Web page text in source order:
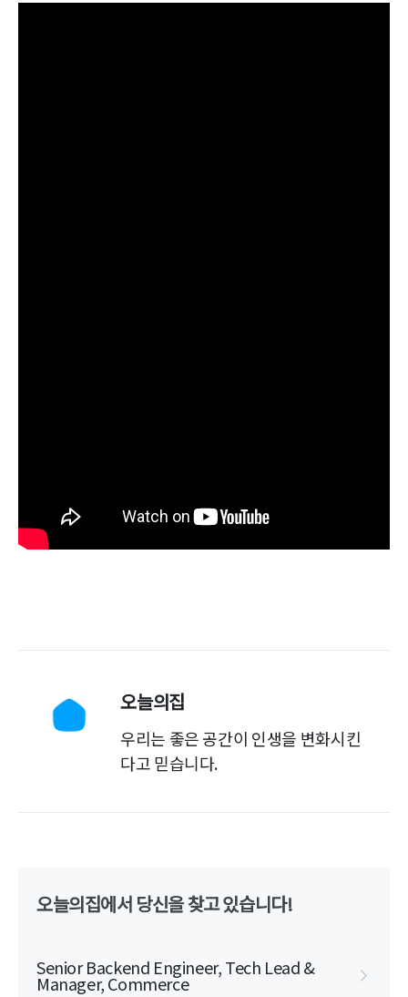
오늘의집
우리는 좋은 공간이 인생을 변화시킨
다고 믿습니다.
오늘의집에서 당신을 찾고 있습니다!
Senior Backend Engineer, Tech Lead &
Manager, Commerce